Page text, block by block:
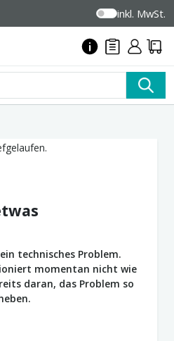
inkl. MwSt.
technisches Problem.
momentan nicht wie
daran, das Problem so